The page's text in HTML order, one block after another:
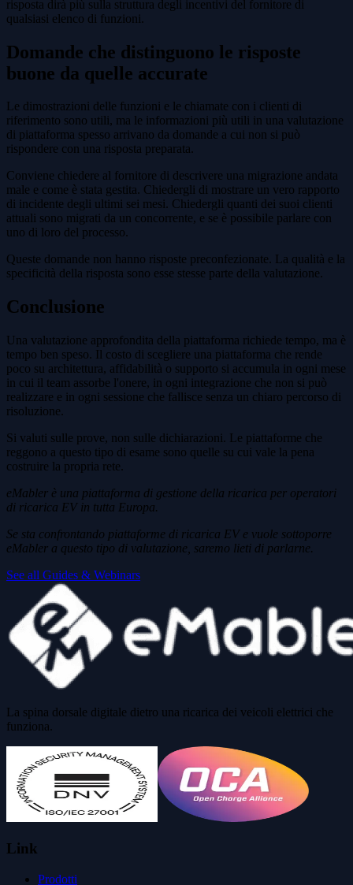
risposta dirà più sulla struttura degli incentivi del fornitore di
qualsiasi elenco di funzioni.
Domande che distinguono le risposte
buone da quelle accurate
Le dimostrazioni delle funzioni e le chiamate con i clienti di
riferimento sono utili, ma le informazioni più utili in una valutazione
di piattaforma spesso arrivano da domande a cui non si può
rispondere con una risposta preparata.
Conviene chiedere al fornitore di descrivere una migrazione andata
male e come è stata gestita. Chiedergli di mostrare un vero rapporto
di incidente degli ultimi sei mesi. Chiedergli quanti dei suoi clienti
attuali sono migrati da un concorrente, e se è possibile parlare con
uno di loro del processo.
Queste domande non hanno risposte preconfezionate. La qualità e la
specificità della risposta sono esse stesse parte della valutazione.
Conclusione
Una valutazione approfondita della piattaforma richiede tempo, ma è
tempo ben speso. Il costo di scegliere una piattaforma che rende
poco su architettura, affidabilità o supporto si accumula in ogni mese
in cui il team assorbe l'onere, in ogni integrazione che non si può
realizzare e in ogni sessione che fallisce senza un chiaro percorso di
risoluzione.
Si valuti sulle prove, non sulle dichiarazioni. Le piattaforme che
reggono a questo tipo di esame sono quelle su cui vale la pena
costruire la propria rete.
eMabler è una piattaforma di gestione della ricarica per operatori
di ricarica EV in tutta Europa.
Se sta confrontando piattaforme di ricarica EV e vuole sottoporre
eMabler a questo tipo di valutazione, saremo lieti di parlarne.
See all Guides & Webinars
La spina dorsale digitale dietro una ricarica dei veicoli elettrici che
funziona.
Link
Prodotti